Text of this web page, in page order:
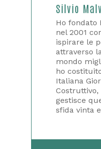
Silvio
Ho fondato
nel 2001
ispirare le
attraverso
mondo
ho
Italiana
Costruttivo,
gestisce
sfida vinta e